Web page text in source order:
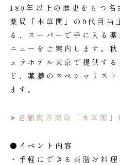
180年以上の歴史をもつ名
薬局「本草閣」の9代目当
る、スーパーで手に入る
ニューをご案内します。
ュラホテル東京で提供す
ど、薬膳のスペシャリス
ます。
➤老舗漢方薬局「本草閣」
●イベント内容
・手軽にできる薬膳お料理